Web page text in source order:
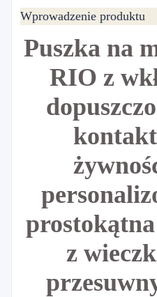
Wprowadzenie produktu
Puszka na
RIO z
z